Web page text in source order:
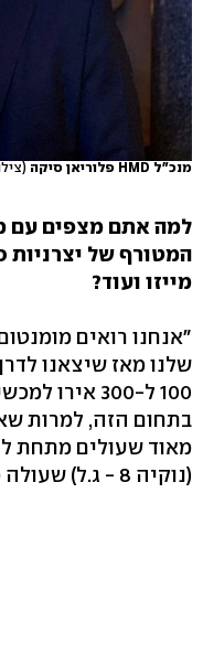
מנכ"ל HMD פלוריאן סיקה
למה אתם מצפים עם
המטורף של יצרניות
מייזו ועוד?
"אנחנו רואים
שלנו מאז שיצאנו
100 ל-300
בתחום הזה, למרות
(נוקיה 8 - ג.ל) שעולה מעל 300 אירו".